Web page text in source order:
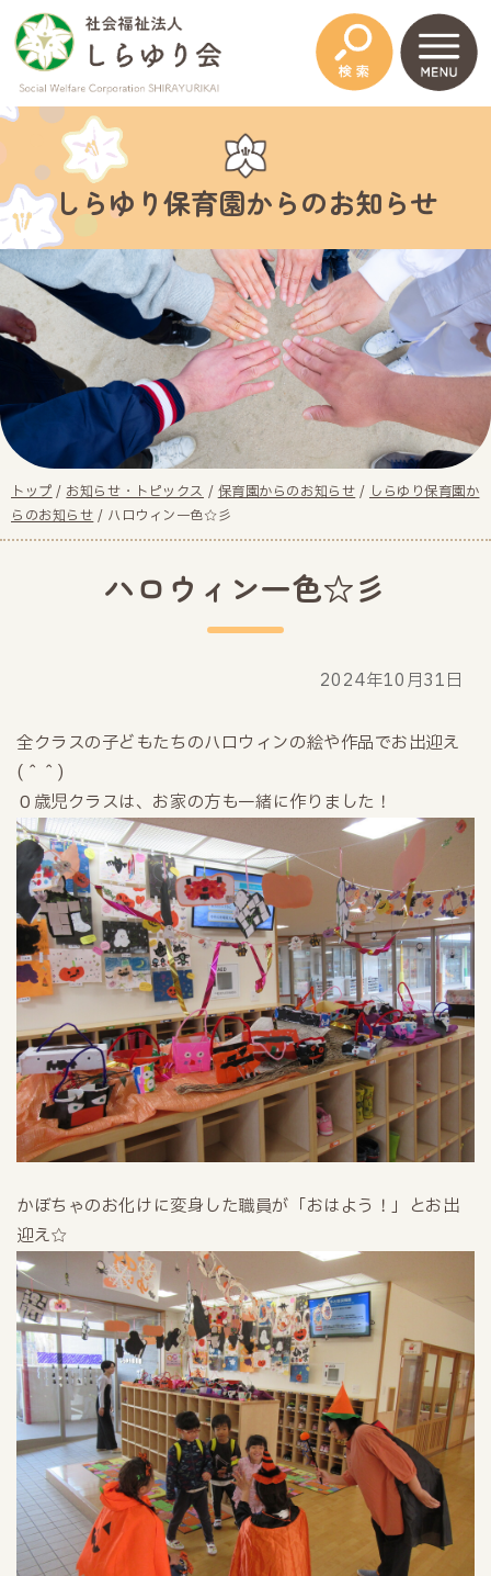
このページの本文へ
しらゆり保育園からのお知らせ
現
在
の
トップ / お知らせ・トピックス / 保育園からのお知らせ / しらゆり保育園か
らのお知らせ / ハロウィン一色☆彡
ハロウィン一色☆彡
2024年10月31日
全クラスの子どもたちのハロウィンの絵や作品でお出迎え
(＾＾)
０歳児クラスは、お家の方も一緒に作りました！
かぼちゃのお化けに変身した職員が「おはよう！」とお出
迎え☆